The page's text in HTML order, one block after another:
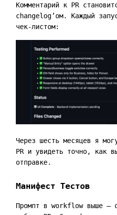
Комментарий к PR
changelog’ом. Каждый
чек-листом:
Через шесть месяцев я
PR и увидеть точно, как
отправке.
Манифест Тестов
Промпт в workflow выше —